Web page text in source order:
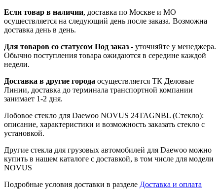
Если товар в наличии, доставка по Москве и МО
осуществляется на следующий день после заказа. Возможна
доставка день в день.
Для товаров со статусом Под заказ - уточняйте у менеджера.
Обычно поступления товара ожидаются в середине каждой
недели.
Доставка в другие города осуществляется ТК Деловые
Линии, доставка до терминала транспортной компании
занимает 1-2 дня.
Лобовое стекло для Daewoo NOVUS 24TAGNBL (Стекло):
описание, характеристики и возможность заказать стекло с
установкой.
Другие стекла для грузовых автомобилей для Daewoo можно
купить в нашем каталоге с доставкой, в том числе для модели
NOVUS
Подробные условия доставки в разделе Доставка и оплата